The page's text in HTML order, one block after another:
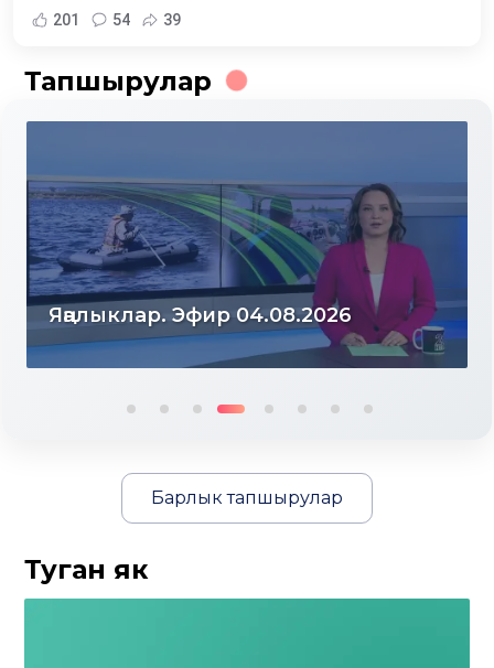
201 54 39
Тапшырулар
Яңалыклар. Эфир 04.08.2026
Барлык тапшырулар
Туган як